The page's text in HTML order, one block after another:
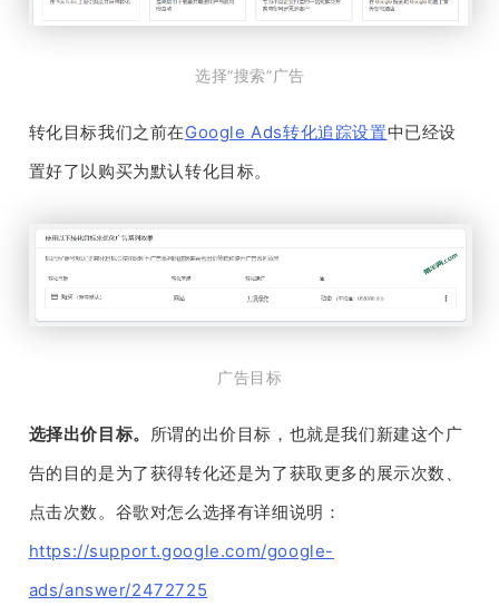
选择“搜索”广告
转化目标我们之前在Google Ads转化追踪设置中已经设
置好了以购买为默认转化目标。
广告目标
选择出价目标。 所谓的出价目标，也就是我们新建这个广
告的目的是为了获得转化还是为了获取更多的展示次数、
点击次数。谷歌对怎么选择有详细说明：
https://support.google.com/google-
ads/answer/2472725